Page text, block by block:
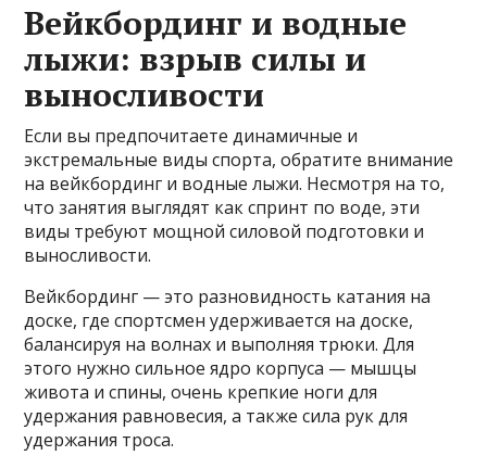
Вейкбординг и водные
лыжи: взрыв силы и
выносливости
Если вы предпочитаете динамичные и
экстремальные виды спорта, обратите внимание
на вейкбординг и водные лыжи. Несмотря на то,
что занятия выглядят как спринт по воде, эти
виды требуют мощной силовой подготовки и
выносливости.
Вейкбординг — это разновидность катания на
доске, где спортсмен удерживается на доске,
балансируя на волнах и выполняя трюки. Для
этого нужно сильное ядро корпуса — мышцы
живота и спины, очень крепкие ноги для
удержания равновесия, а также сила рук для
удержания троса.